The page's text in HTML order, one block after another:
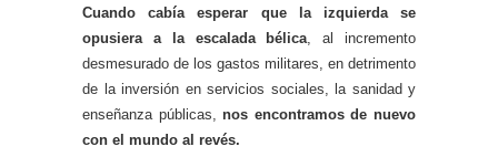
Cuando cabía esperar que la izquierda se
opusiera a la escalada bélica, al incremento
desmesurado de los gastos militares, en detrimento
de la inversión en servicios sociales, la sanidad y
enseñanza públicas,nos encontramos de nuevo
con el mundo al revés.